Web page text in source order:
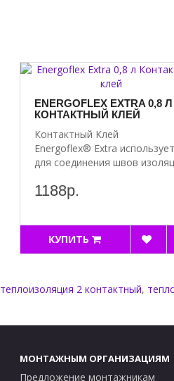
ENERGOFLEX EXTRA 0,8 Л
КОНТАКТНЫЙ КЛЕЙ
Контактный Клей
Energoflex® Extra
для соединения швов
1188р.
КУПИТЬ
теплоизоляция 2 контактный,
МОНТАЖНЫМ ОРГАНИЗАЦИЯМ
Предложение монтажникам